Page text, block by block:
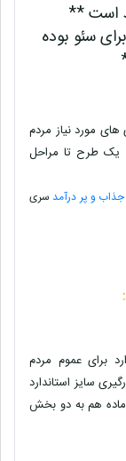
است **
سئو بوده
مورد نیاز مردم
یک طرح تا مراحل
و پر درآمد سری
برای عموم مردم
سایز استاندارد
هم به دو بخش